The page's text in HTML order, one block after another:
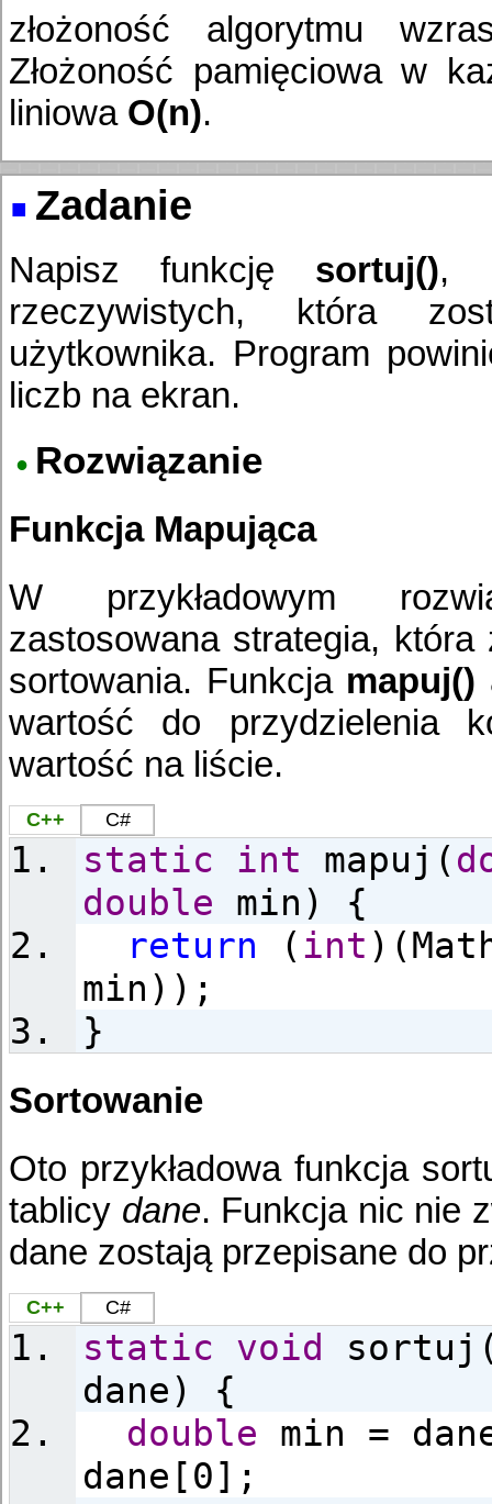
złożoność algorytmu
Złożoność pamięciowa w
liniowa O(n).
Zadanie
Napisz funkcję sortuj(),
rzeczywistych, która
użytkownika. Program
liczb na ekran.
Rozwiązanie
Funkcja Mapująca
W przykładowym
zastosowana strategia, która
sortowania. Funkcja mapuj()
wartość do przydzielenia
wartość na liście.
C++ C#
static int mapuj(
double min) {
return ( int
min));
}
Sortowanie
Oto przykładowa funkcja
tablicy dane. Funkcja nic nie
dane zostają przepisane do
C++ C#
static void
dane) {
double min =
dane[0];